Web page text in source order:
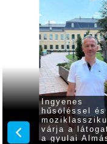
a
Ingyenes
hűsöléssel és
várja a
a gyulai